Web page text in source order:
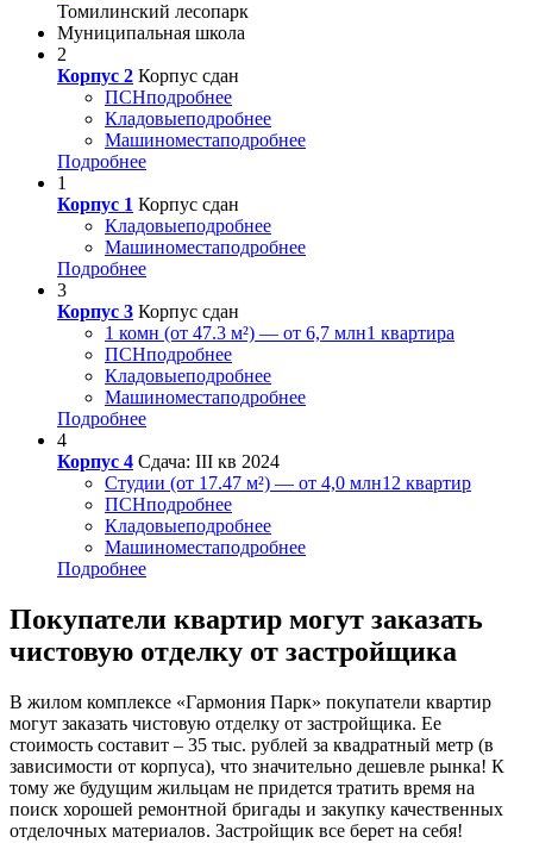
Томилинский лесопарк
Муниципальная школа
2
Корпус 2 Корпус сдан
ПСНподробнее
Кладовыеподробнее
Машиноместаподробнее
Подробнее
1
Корпус 1 Корпус сдан
Кладовыеподробнее
Машиноместаподробнее
Подробнее
3
Корпус 3 Корпус сдан
1 комн (от 47.3 м²) — от 6,7 млн1 квартира
ПСНподробнее
Кладовыеподробнее
Машиноместаподробнее
Подробнее
4
Корпус 4 Сдача: III кв 2024
Студии (от 17.47 м²) — от 4,0 млн12 квартир
ПСНподробнее
Кладовыеподробнее
Машиноместаподробнее
Подробнее
Покупатели квартир могут заказать
чистовую отделку от застройщика
В жилом комплексе «Гармония Парк» покупатели квартир
могут заказать чистовую отделку от застройщика. Ее
стоимость составит – 35 тыс. рублей за квадратный метр (в
зависимости от корпуса), что значительно дешевле рынка! К
тому же будущим жильцам не придется тратить время на
поиск хорошей ремонтной бригады и закупку качественных
отделочных материалов. Застройщик все берет на себя!